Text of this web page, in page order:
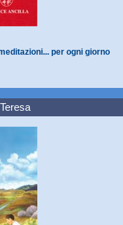
per ogni giorno